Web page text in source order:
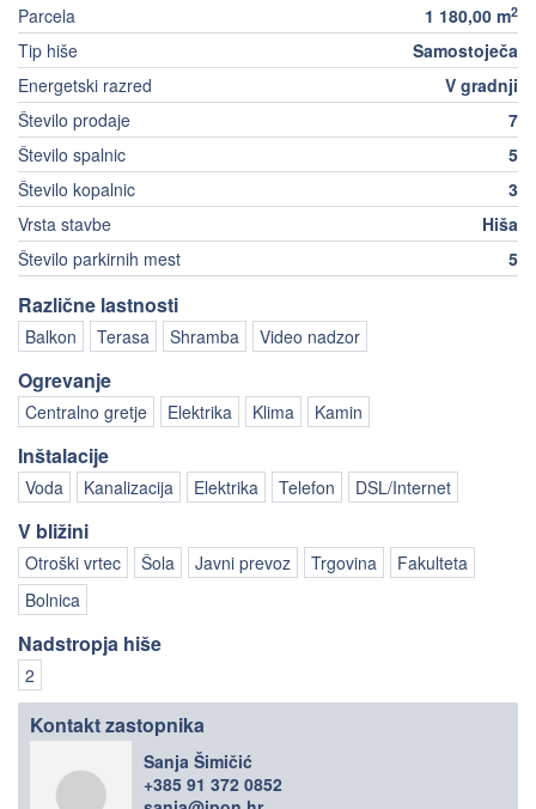
Parcela 1 180,00 m2
Tip hiše
Samostoječa
Energetski razred
V gradnji
Število prodaje
7
Število spalnic
5
Število kopalnic
3
Vrsta stavbe
Hiša
Število parkirnih mest
5
Različne lastnosti
Balkon Terasa Shramba Video nadzor
Ogrevanje
Centralno gretje Elektrika Klima Kamin
Inštalacije
Voda Kanalizacija Elektrika Telefon DSL/Internet
V bližini
Otroški vrtec Šola Javni prevoz Trgovina
Fakulteta
Bolnica
Nadstropja hiše
2
Kontakt zastopnika
Sanja Šimičić
+385 91 372 0852